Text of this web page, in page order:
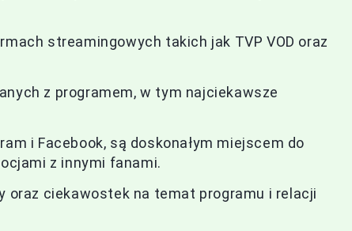
streamingowych takich jak TVP VOD oraz
z programem, w tym najciekawsze
i Facebook, są doskonałym miejscem do
z innymi fanami.
oraz ciekawostek na temat programu i relacji